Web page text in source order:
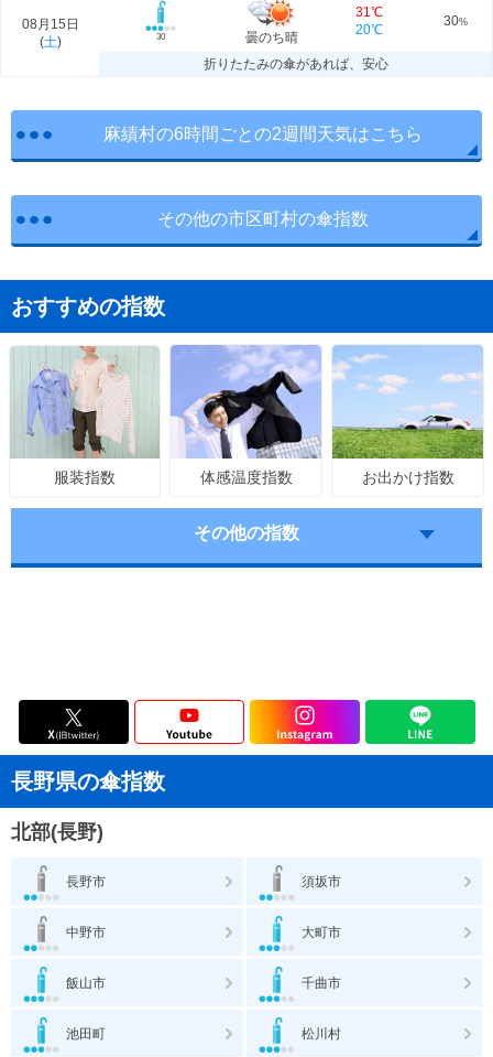
08月15日
(土) 30 曇のち晴
31℃
20℃
30%
折りたたみの傘があれば、安心
麻績村の6時間ごとの2週間天気はこちら
その他の市区町村の傘指数
おすすめの指数
服装指数 体感温度指数 お出かけ指数
その他の指数
長野県の傘指数
北部(長野)
長野市 須坂市
中野市 大町市
飯山市 千曲市
池田町 松川村